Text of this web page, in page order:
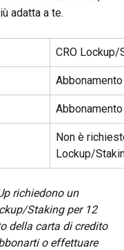
adatta a te.
CRO Lockup/
Non è
Lockup/
richiedono un
Staking per 12
della carta di credito
o effettuare